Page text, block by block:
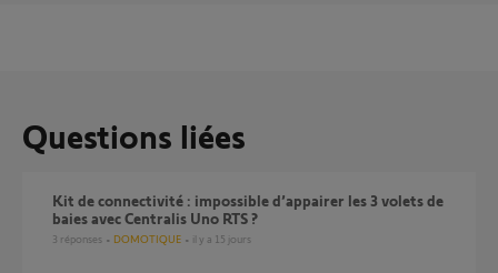
Questions liées
Kit de connectivité : impossible d’appairer les 3 volets de
baies avec Centralis Uno RTS ?
3 réponses DOMOTIQUE il y a 15 jours